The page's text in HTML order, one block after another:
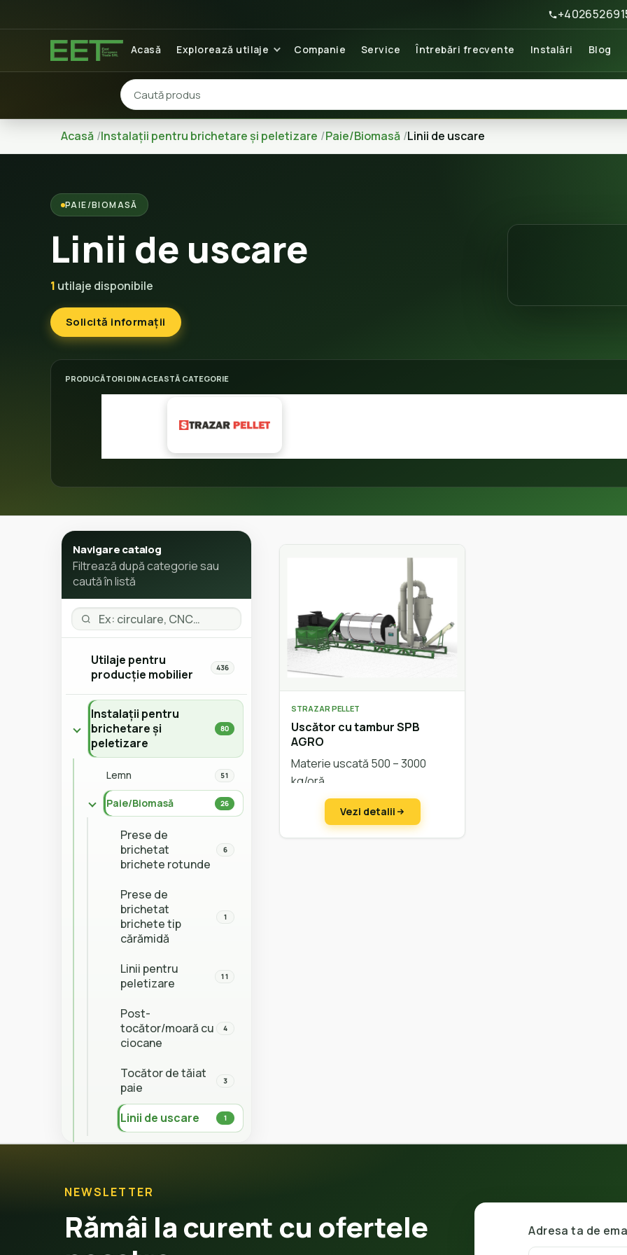
Acasă Explorează utilaje Companie Service Întrebări frecvente Instalări Blog
Acasă Instalații pentru brichetare și peletizare Paie/Biomasă Linii de uscare
PAIE/BIOMASĂ
Linii de uscare
1 utilaje disponibile
Solicită informații
PRODUCĂTORI DIN ACEASTĂ CATEGORIE
Navigare catalog
Filtrează după categorie sau
caută în listă
Caută categorie
Utilaje pentru
producție mobilier
436
Instalații pentru
brichetare și
peletizare
80
Lemn 51
Paie/Biomasă 26
Prese de
brichetat
brichete rotunde
6
Prese de
brichetat
brichete tip
cărămidă
1
Linii pentru
peletizare
11
Post-
tocător/moară cu
ciocane
4
Tocător de tăiat
paie
3
Linii de uscare 1
Instalații pentru
producția furajelor
STRAZAR PELLET
Uscător cu tambur SPB
AGRO
Materie uscată 500 – 3000
kg/oră
Vezi detalii
NEWSLETTER
Rămâi la curent cu ofertele
Adresa ta de